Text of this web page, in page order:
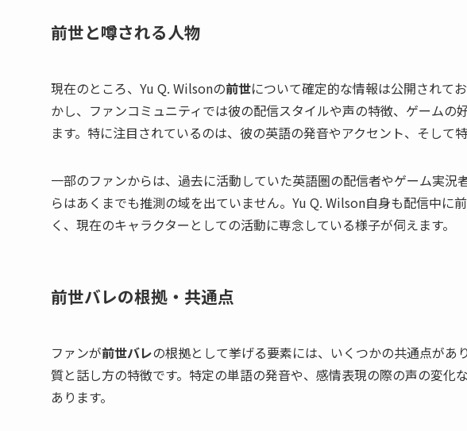
前世と噂される人物
現在のところ、Yu Q. Wilsonの前世について確定的な情報は公開されて
かし、ファンコミュニティでは彼の配信スタイルや声の特徴、ゲームの
ます。特に注目されているのは、彼の英語の発音やアクセント、そして
一部のファンからは、過去に活動していた英語圏の配信者やゲーム実
らはあくまでも推測の域を出ていません。Yu Q. Wilson自身も配信中に
く、現在のキャラクターとしての活動に専念している様子が伺えます。
前世バレの根拠・共通点
ファンが前世バレの根拠として挙げる要素には、いくつかの共通点があ
質と話し方の特徴です。特定の単語の発音や、感情表現の際の声の変化
あります。